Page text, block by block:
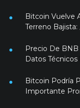
Bitcoin Vuelve
Terreno
Precio De
Datos
Bitcoin Podría
Importante